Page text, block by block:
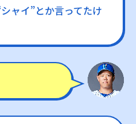
ャイ”とか言ってたけ